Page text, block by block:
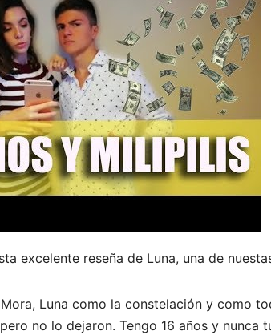
excelente reseña de Luna, una de
Luna como la constelación y como
no lo dejaron. Tengo 16 años y